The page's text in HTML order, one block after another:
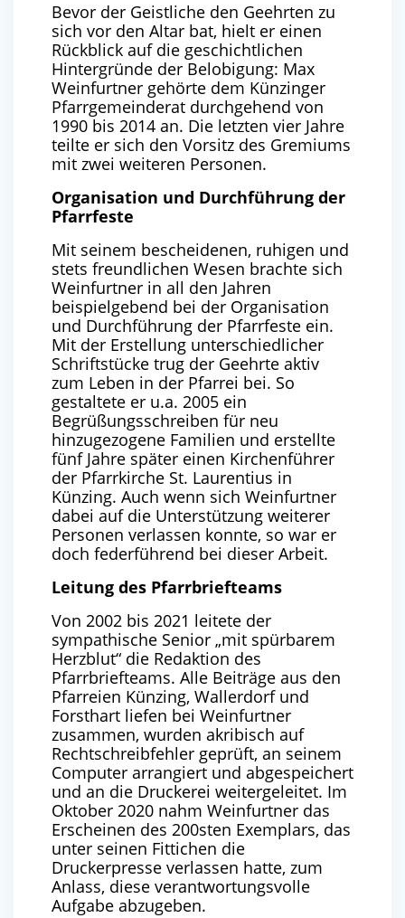
Bevor der Geistliche den Geehrten zu
sich vor den Altar bat, hielt er einen
Rückblick auf die geschichtlichen
Hintergründe der Belobigung: Max
Weinfurtner gehörte dem Künzinger
Pfarrgemeinderat durchgehend von
1990 bis 2014 an. Die letzten vier Jahre
teilte er sich den Vorsitz des Gremiums
mit zwei weiteren Personen.
Organisation und Durchführung der
Pfarrfeste
Mit seinem bescheidenen, ruhigen und
stets freundlichen Wesen brachte sich
Weinfurtner in all den Jahren
beispielgebend bei der Organisation
und Durchführung der Pfarrfeste ein.
Mit der Erstellung unterschiedlicher
Schriftstücke trug der Geehrte aktiv
zum Leben in der Pfarrei bei. So
gestaltete er u.a. 2005 ein
Begrüßungsschreiben für neu
hinzugezogene Familien und erstellte
fünf Jahre später einen Kirchenführer
der Pfarrkirche St. Laurentius in
Künzing. Auch wenn sich Weinfurtner
dabei auf die Unterstützung weiterer
Personen verlassen konnte, so war er
doch federführend bei dieser Arbeit.
Leitung des Pfarrbriefteams
Von 2002 bis 2021 leitete der
sympathische Senior „mit spürbarem
Herzblut“ die Redaktion des
Pfarrbriefteams. Alle Beiträge aus den
Pfarreien Künzing, Wallerdorf und
Forsthart liefen bei Weinfurtner
zusammen, wurden akribisch auf
Rechtschreibfehler geprüft, an seinem
Computer arrangiert und abgespeichert
und an die Druckerei weitergeleitet. Im
Oktober 2020 nahm Weinfurtner das
Erscheinen des 200sten Exemplars, das
unter seinen Fittichen die
Druckerpresse verlassen hatte, zum
Anlass, diese verantwortungsvolle
Aufgabe abzugeben.